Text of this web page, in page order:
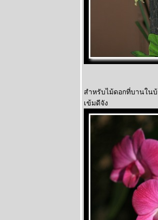
สำหรับไม้ดอกที่บานใน
เข้มดีจัง